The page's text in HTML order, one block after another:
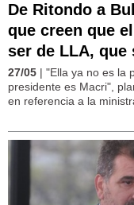
De Ritondo a
que creen que
ser de LLA, que
27/05 | "Ella ya no es la
presidente es Macri",
en referencia a la